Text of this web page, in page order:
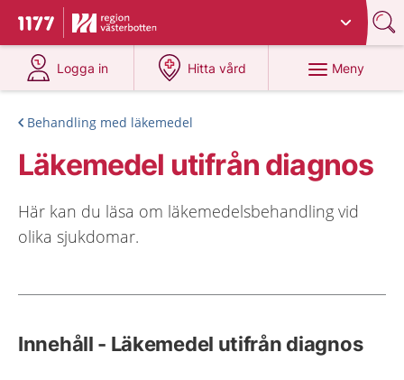
Till startsidan för 1177
Du har valt region
Logga in
på 1177.se
Hitta vård
på 1177.se
Meny
Behandling med läkemedel
Läkemedel utifrån diagnos
Här kan du läsa om läkemedelsbehandling vid
olika sjukdomar.
Innehåll - Läkemedel utifrån diagnos